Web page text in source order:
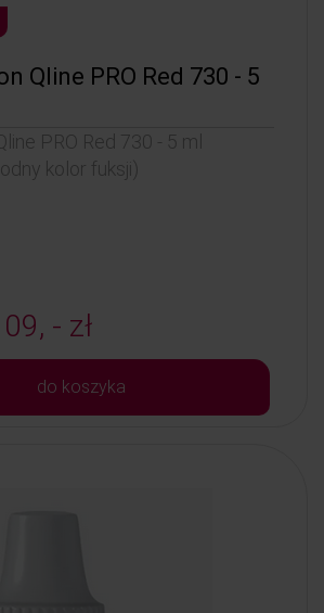
Qline PRO Red 730 - 5
PRO Red 730 - 5 ml
kolor fuksji)
- zł
do koszyka